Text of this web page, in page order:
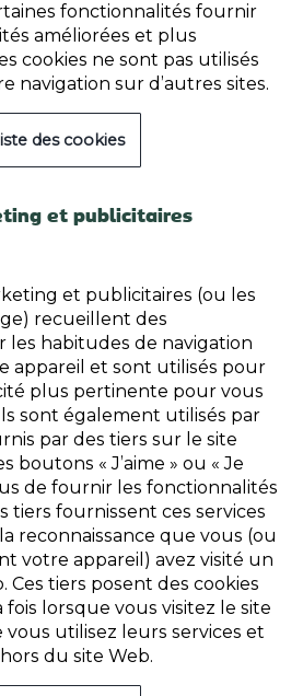
fonctionnalités fournir
améliorées et plus
cookies ne sont pas utilisés
navigation sur d’autres sites.
des cookies
et publicitaires
et publicitaires (ou les
recueillent des
les habitudes de navigation
appareil et sont utilisés pour
plus pertinente pour vous
sont également utilisés par
par des tiers sur le site
boutons « J’aime » ou « Je
de fournir les fonctionnalités
tiers fournissent ces services
reconnaissance que vous (ou
votre appareil) avez visité un
Ces tiers posent des cookies
fois lorsque vous visitez le site
utilisez leurs services et
du site Web.